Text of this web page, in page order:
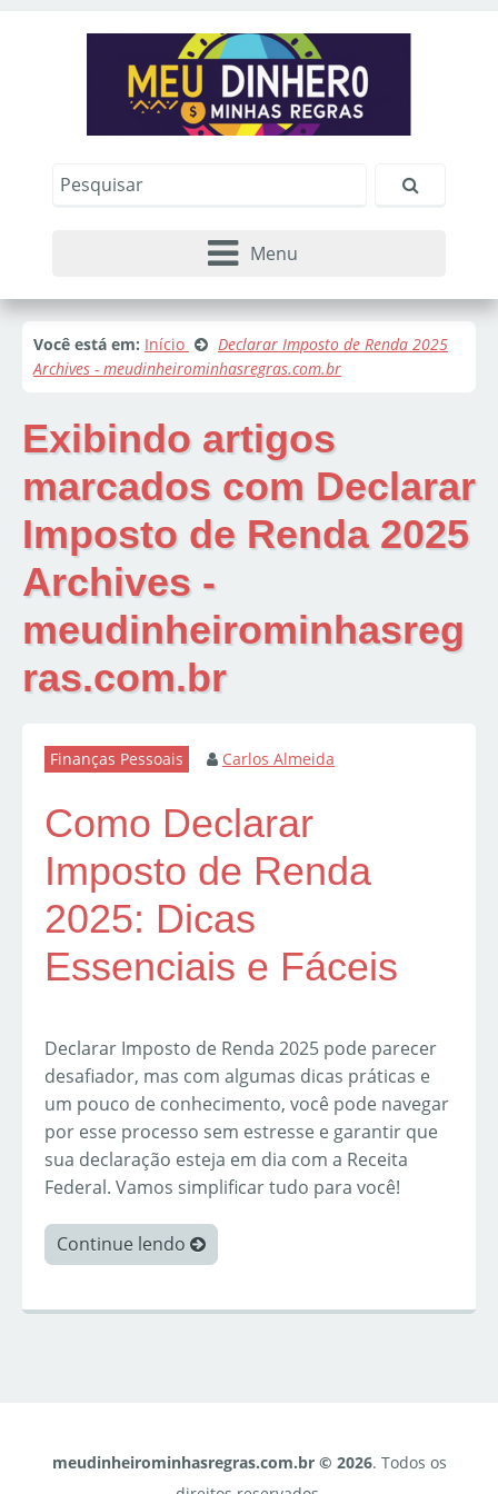
Menu
Você está em: Início
Declarar Imposto de Renda 2025
Archives - meudinheirominhasregras.com.br
Exibindo artigos
marcados com Declarar
Imposto de Renda 2025
Archives -
meudinheirominhasreg
ras.com.br
Finanças Pessoais Carlos Almeida
Como Declarar
Imposto de Renda
2025: Dicas
Essenciais e Fáceis
Declarar Imposto de Renda 2025 pode parecer
desafiador, mas com algumas dicas práticas e
um pouco de conhecimento, você pode navegar
por esse processo sem estresse e garantir que
sua declaração esteja em dia com a Receita
Federal. Vamos simplificar tudo para você!
Continue lendo
meudinheirominhasregras.com.br © 2026. Todos os